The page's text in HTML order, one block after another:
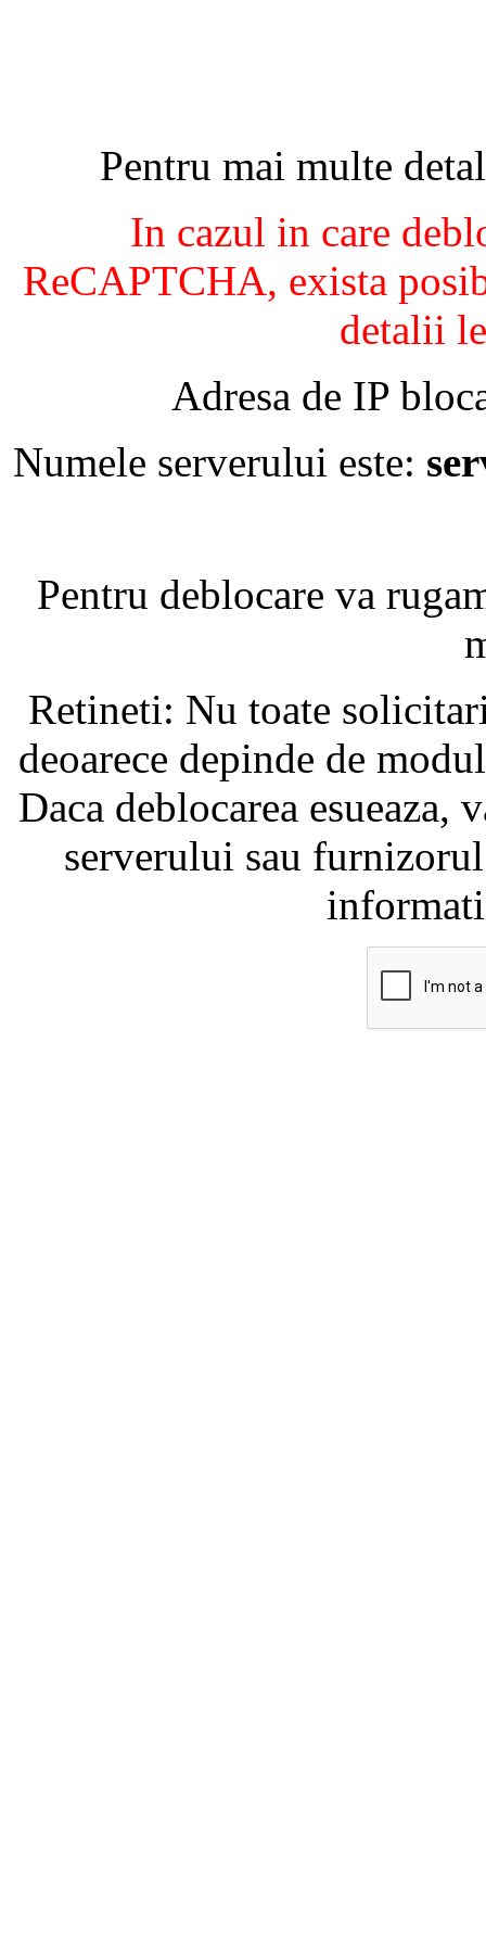
Pentru mai multe
In cazul in care
ReCAPTCHA, exista
detalii
Adresa de IP
Numele serverului este:
Pentru deblocare va
Retineti: Nu toate
deoarece depinde de
Daca deblocarea
serverului sau